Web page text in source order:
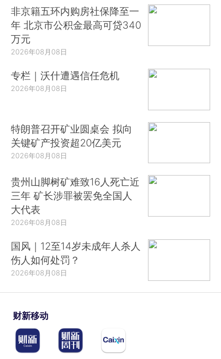
非京籍五环内购房社保降至一
年 北京市公积金最高可贷340
万元
2026年08月08日
专栏｜沃什遭遇信任危机
2026年08月08日
特朗普召开矿业圆桌会 拟向
关键矿产投资超20亿美元
2026年08月08日
贵州山脚树矿难致16人死亡近
三年 矿长涉罪被罢免全国人
大代表
2026年08月08日
国风｜12至14岁未成年人杀人
伤人如何处罚？
2026年08月08日
财新移动